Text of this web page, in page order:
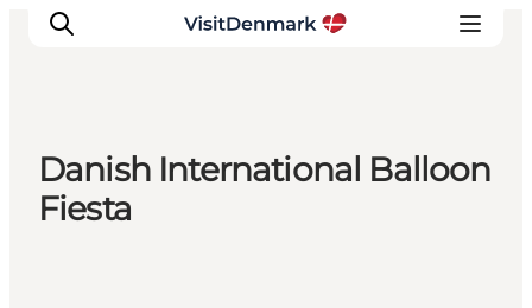
Inspiration
Danish International Balloon
Fiesta